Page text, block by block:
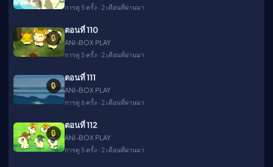
การดู 5 ครั้ง · 2 เดือนที่ผ่านมา
🔒
ตอนที่ 110
ANI-BOX PLAY
การดู 5 ครั้ง · 2 เดือนที่ผ่านมา
🔒
ตอนที่ 111
ANI-BOX PLAY
การดู 6 ครั้ง · 2 เดือนที่ผ่านมา
🔒
ตอนที่ 112
ANI-BOX PLAY
การดู 5 ครั้ง · 2 เดือนที่ผ่านมา